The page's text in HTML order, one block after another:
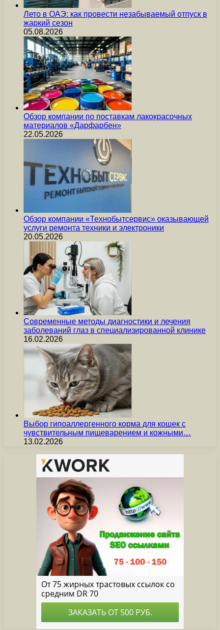
Лето в ОАЭ: как провести незабываемый отпуск в
жаркий сезон
05.08.2026
Обзор компании по поставкам лакокрасочных
материалов «Дарфарбен»
22.05.2026
Обзор компании «Технобытсервис» оказывающей
услуги ремонта техники и электроники
20.05.2026
Современные методы диагностики и лечения
заболеваний глаз в специализированной клинике
16.02.2026
Выбор гипоаллергенного корма для кошек с
чувствительным пищеварением и кожными…
13.02.2026